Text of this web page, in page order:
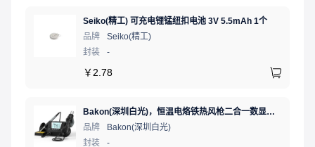
Seiko(精工) 可充电锂锰纽扣电池 3V 5.5mAh 1个
品牌
Seiko(精工)
封装
-
￥ 2.78
Bakon(深圳白光)，恒温电烙铁热风枪二合一数显可调温大功率无铅拆焊台，BK881（新老款交替发货）
品牌
Bakon(深圳白光)
封装
-